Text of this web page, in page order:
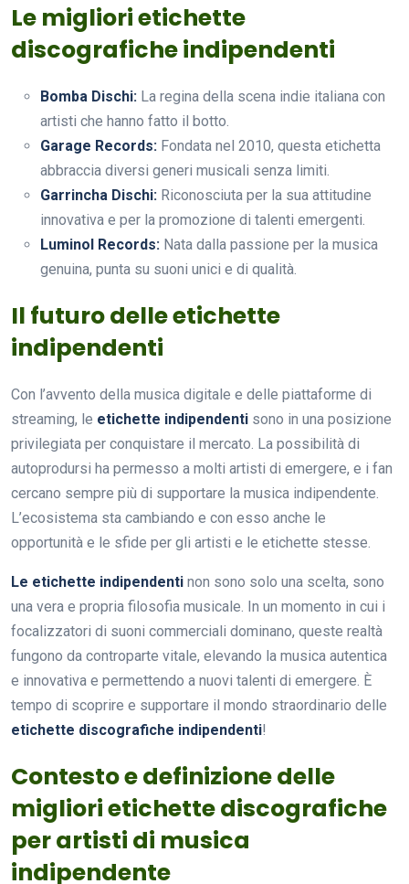
Le migliori etichette
discografiche indipendenti
Bomba Dischi: La regina della scena indie italiana con
artisti che hanno fatto il botto.
Garage Records: Fondata nel 2010, questa etichetta
abbraccia diversi generi musicali senza limiti.
Garrincha Dischi: Riconosciuta per la sua attitudine
innovativa e per la promozione di talenti emergenti.
Luminol Records: Nata dalla passione per la musica
genuina, punta su suoni unici e di qualità.
Il futuro delle etichette
indipendenti
Con l’avvento della musica digitale e delle piattaforme di
streaming, le etichette indipendenti sono in una posizione
privilegiata per conquistare il mercato. La possibilità di
autoprodursi ha permesso a molti artisti di emergere, e i fan
cercano sempre più di supportare la musica indipendente.
L’ecosistema sta cambiando e con esso anche le
opportunità e le sfide per gli artisti e le etichette stesse.
Le etichette indipendenti non sono solo una scelta, sono
una vera e propria filosofia musicale. In un momento in cui i
focalizzatori di suoni commerciali dominano, queste realtà
fungono da controparte vitale, elevando la musica autentica
e innovativa e permettendo a nuovi talenti di emergere. È
tempo di scoprire e supportare il mondo straordinario delle
etichette discografiche indipendenti!
Contesto e definizione delle
migliori etichette discografiche
per artisti di musica
indipendente